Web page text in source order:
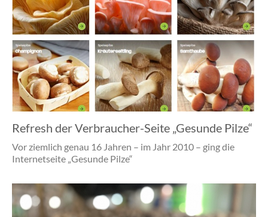
Refresh der Verbraucher-Seite „Gesunde Pilze“
Vor ziemlich genau 16 Jahren – im Jahr 2010 – ging die
Internetseite „Gesunde Pilze“